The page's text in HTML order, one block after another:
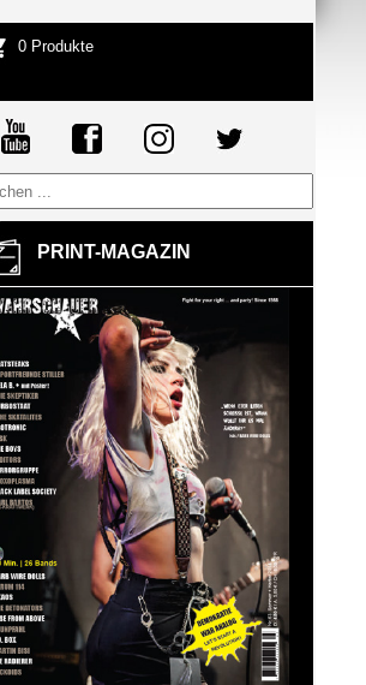
0 Produkte
PRINT-MAGAZIN